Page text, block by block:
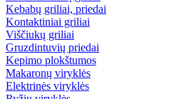
Kebabų griliai, priedai
Kontaktiniai griliai
Viščiukų griliai
Gruzdintuvių priedai
Kepimo plokštumos
Makaronų viryklės
Elektrinės viryklės